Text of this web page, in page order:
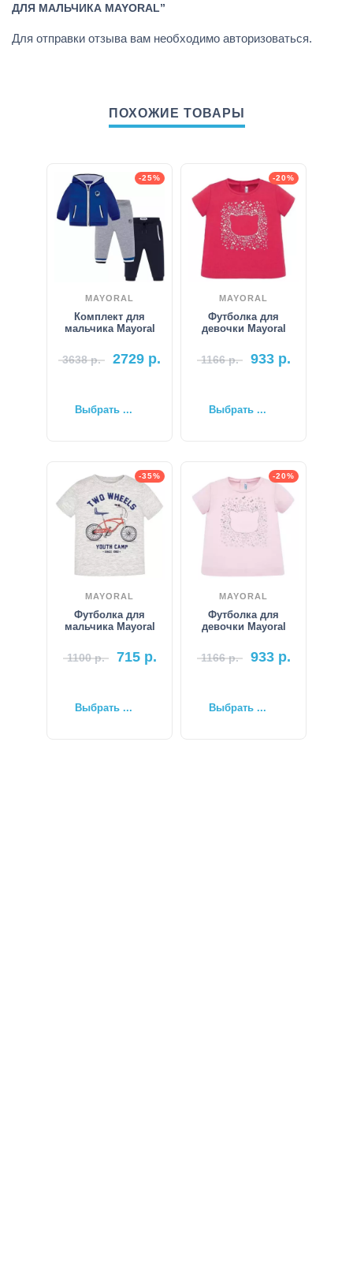
ДЛЯ МАЛЬЧИКА MAYORAL”
Для отправки отзыва вам необходимо авторизоваться.
ПОХОЖИЕ ТОВАРЫ
-25%
MAYORAL
Комплект для
мальчика Mayoral
3638р. 2729 р.
Выбрать ...
-20%
MAYORAL
Футболка для
девочки Mayoral
1166р. 933р.
Выбрать ...
-35%
MAYORAL
Футболка для
мальчика Mayoral
1100р. 715р.
Выбрать ...
-20%
MAYORAL
Футболка для
девочки Mayoral
1166р. 933р.
Выбрать ...